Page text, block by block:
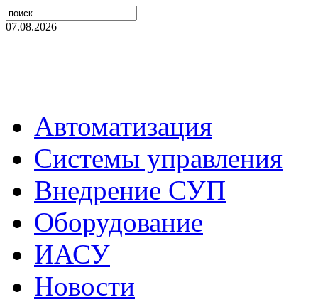
07.08.2026
Автоматизация
Системы управления
Внедрение СУП
Оборудование
ИАСУ
Новости